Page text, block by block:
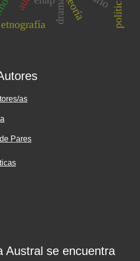
etnografía
teoría
as
Pares
Austral se encuentra